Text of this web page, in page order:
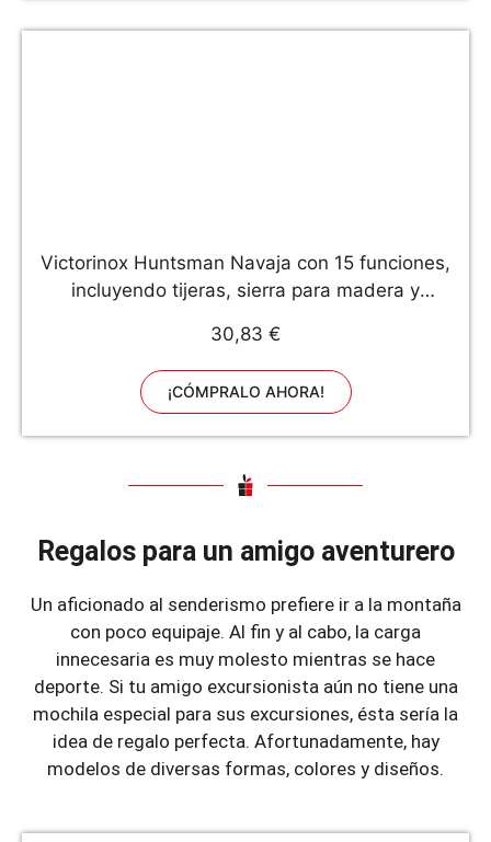
Victorinox Huntsman Navaja con 15 funciones,
incluyendo tijeras, sierra para madera y
30,83 €
¡CÓMPRALO AHORA!
Regalos para un amigo aventurero
Un aficionado al senderismo prefiere ir a la montaña
con poco equipaje. Al fin y al cabo, la carga
innecesaria es muy molesto mientras se hace
deporte. Si tu amigo excursionista aún no tiene una
mochila especial para sus excursiones, ésta sería la
idea de regalo perfecta. Afortunadamente, hay
modelos de diversas formas, colores y diseños.